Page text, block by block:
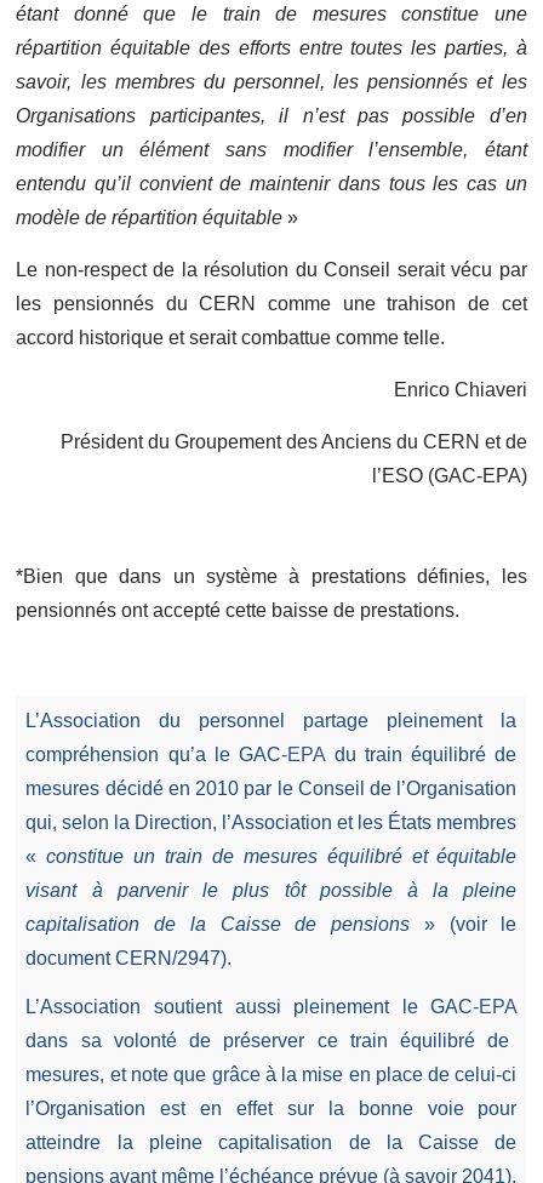
étant donné que le train de mesures constitue une
répartition équitable des efforts entre toutes les parties, à
savoir, les membres du personnel, les pensionnés et les
Organisations participantes, il n’est pas possible d’en
modifier un élément sans modifier l’ensemble, étant
entendu qu’il convient de maintenir dans tous les cas un
modèle de répartition équitable »
Le non-respect de la résolution du Conseil serait vécu par
les pensionnés du CERN comme une trahison de cet
accord historique et serait combattue comme telle.
Enrico Chiaveri
Président du Groupement des Anciens du CERN et de
l’ESO (GAC-EPA)
*Bien que dans un système à prestations définies, les
pensionnés ont accepté cette baisse de prestations.
L’Association du personnel partage pleinement la
compréhension qu’a le GAC-EPA du train équilibré de
mesures décidé en 2010 par le Conseil de l’Organisation
qui, selon la Direction, l’Association et les États membres
«constitue un train de mesures équilibré et équitable
visant à parvenir le plus tôt possible à la pleine
capitalisation de la Caisse de pensions » (voir le
document CERN/2947).
L’Association soutient aussi pleinement le GAC-EPA
dans sa volonté de préserver ce train équilibré de
mesures, et note que grâce à la mise en place de celui-ci
l’Organisation est en effet sur la bonne voie pour
atteindre la pleine capitalisation de la Caisse de
pensions avant même l’échéance prévue (à savoir 2041).